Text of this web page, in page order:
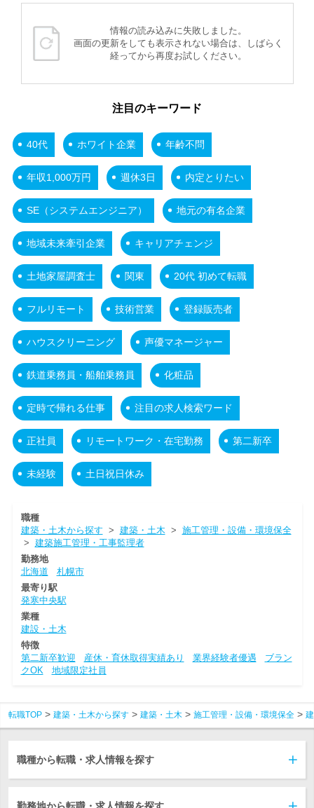
情報の読み込みに失敗しました。
画面の更新をしても表示されない場合は、しばらく
経ってから再度お試しください。
注目のキーワード
40代 ホワイト企業 年齢不問
年収1,000万円 週休3日 内定とりたい
SE（システムエンジニア） 地元の有名企業
地域未来牽引企業 キャリアチェンジ
土地家屋調査士 関東 20代 初めて転職
フルリモート 技術営業 登録販売者
ハウスクリーニング 声優マネージャー
鉄道乗務員・船舶乗務員 化粧品
定時で帰れる仕事 注目の求人検索ワード
正社員 リモートワーク・在宅勤務 第二新卒
未経験 土日祝日休み
職種
建築・土木から探す > 建築・土木 > 施工管理・設備・環境保全
> 建築施工管理・工事監理者
勤務地
北海道
札幌市
最寄り駅
発寒中央駅
業種
建設・土木
特徴
第二新卒歓迎
産休・育休取得実績あり 業界経験者優遇
ブラン
クOK
地域限定社員
転職TOP 建築・土木から探す 建築・土木 施工管理・設備・環境保全
職種から転職・求人情報を探す
勤務地から転職・求人情報を探す